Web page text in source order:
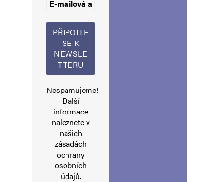
Alternative:
Nespamujeme!
Další
informace
naleznete v
našich
zásadách
ochrany
osobních
údajů.